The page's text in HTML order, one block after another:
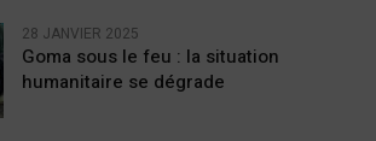
28 JANVIER 2025
Goma sous le feu : la situation
humanitaire se dégrade